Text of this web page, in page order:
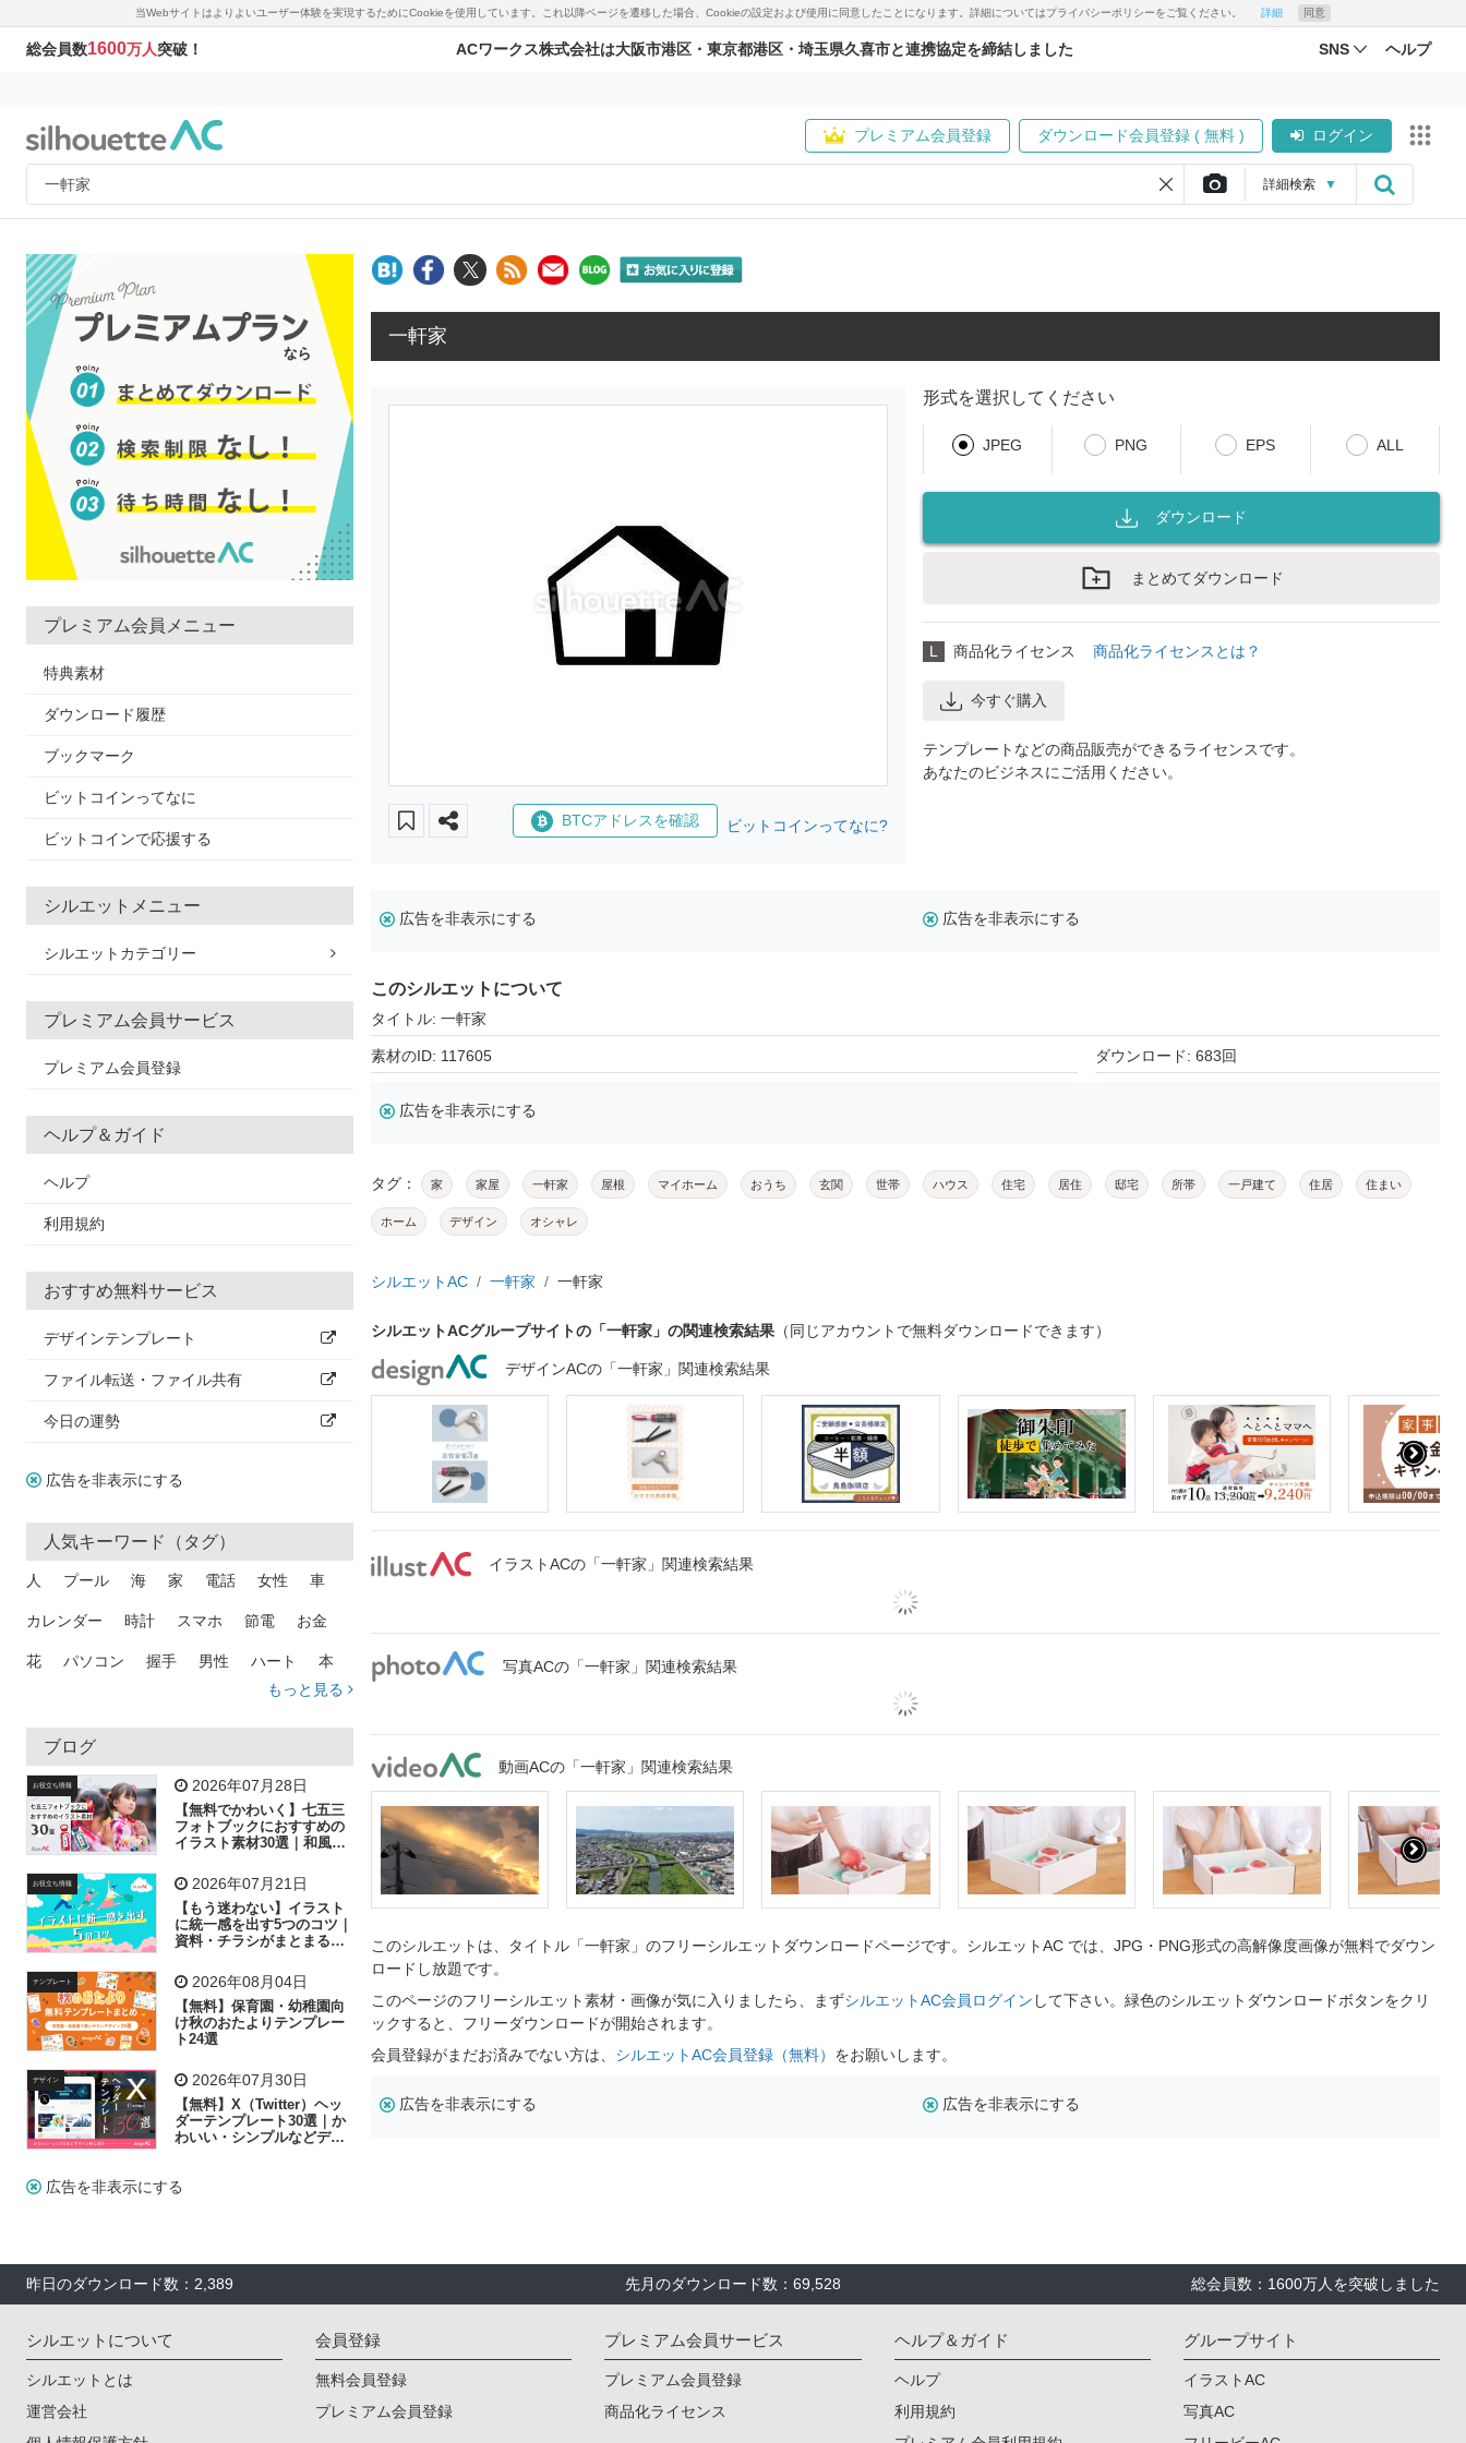
当Webサイトはよりよいユーザー体験を実現するためにCookieを使用しています。これ以降ページを遷移した場合、Cookieの設定および使用に同意したことになります。詳細についてはプライバシーポリシーをご覧ください。 詳細 同意
総会員数1600万人突破！ ACワークス株式会社は大阪市港区・東京都港区・埼玉県久喜市と連携協定を締結しました SNS ヘルプ
プレミアム会員登録 ダウンロード会員登録 ( 無料 ) ログイン
詳細検索 ▼
プレミアム会員メニュー
特典素材
ダウンロード履歴
ブックマーク
ビットコインってなに
ビットコインで応援する
シルエットメニュー
シルエットカテゴリー
プレミアム会員サービス
プレミアム会員登録
ヘルプ＆ガイド
ヘルプ
利用規約
おすすめ無料サービス
デザインテンプレート
ファイル転送・ファイル共有
今日の運勢
広告を非表示にする
人気キーワード（タグ）
人 プール 海 家 電話 女性 車
カレンダー 時計 スマホ 節電 お金
花 パソコン 握手 男性 ハート 本
トラック 木
吹き出し
飛行機 グラフ ビル 魚 家族 書類
歩く 工場 会社 太陽 キラキラ
子供 作業員 相談 ピクトグラム
もっと見る
ブログ
お役立ち情報 2026年07月28日
【無料でかわいく】七五三
フォトブックにおすすめの
イラスト素材30選｜和風の
お役立ち情報 2026年07月21日
【もう迷わない】イラスト
に統一感を出す5つのコツ｜
資料・チラシがまとまるフ
テンプレート 2026年08月04日
【無料】保育園・幼稚園向
け秋のおたよりテンプレー
ト24選
デザイン 2026年07月30日
【無料】X（Twitter）ヘッ
ダーテンプレート30選｜か
わいい・シンプルなどデザ
広告を非表示にする
一軒家
BTCアドレスを確認 ビットコインってなに?
形式を選択してください
JPEG PNG EPS ALL
ダウンロード
まとめてダウンロード
L 商品化ライセンス 商品化ライセンスとは？
今すぐ購入
テンプレートなどの商品販売ができるライセンスです。
あなたのビジネスにご活用ください。
広告を非表示にする 広告を非表示にする
このシルエットについて
タイトル: 一軒家
素材のID: 117605 ダウンロード: 683回
広告を非表示にする
タグ： 家 家屋 一軒家 屋根 マイホーム おうち 玄関 世帯 ハウス 住宅 居住 邸宅 所帯 一戸建て 住居 住まい
ホーム デザイン オシャレ
シルエットAC 一軒家 一軒家
シルエットACグループサイトの「一軒家」の関連検索結果 （同じアカウントで無料ダウンロードできます）
デザインACの「一軒家」関連検索結果
イラストACの「一軒家」関連検索結果
写真ACの「一軒家」関連検索結果
動画ACの「一軒家」関連検索結果
このシルエットは、タイトル「一軒家」のフリーシルエットダウンロードページです。シルエットAC では、JPG・PNG形式の高解像度画像が無料でダウン
ロードし放題です。
このページのフリーシルエット素材・画像が気に入りましたら、まずシルエットAC会員ログイン して下さい。緑色のシルエットダウンロードボタンをクリ
ックすると、フリーダウンロードが開始されます。
会員登録がまだお済みでない方は、 シルエットAC会員登録（無料） をお願いします。
広告を非表示にする 広告を非表示にする
昨日のダウンロード数：2,389 先月のダウンロード数：69,528 総会員数：1600万人を突破しました
シルエットについて
シルエットとは
運営会社
会員登録
無料会員登録
プレミアム会員登録
プレミアム会員サービス
プレミアム会員登録
商品化ライセンス
ヘルプ＆ガイド
ヘルプ
利用規約
グループサイト
イラストAC
写真AC